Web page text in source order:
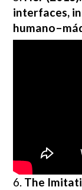
interfaces,
6. The